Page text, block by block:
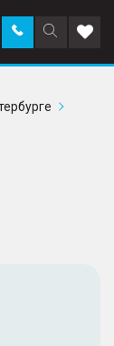
Поиск
по
Заказать
звонок в